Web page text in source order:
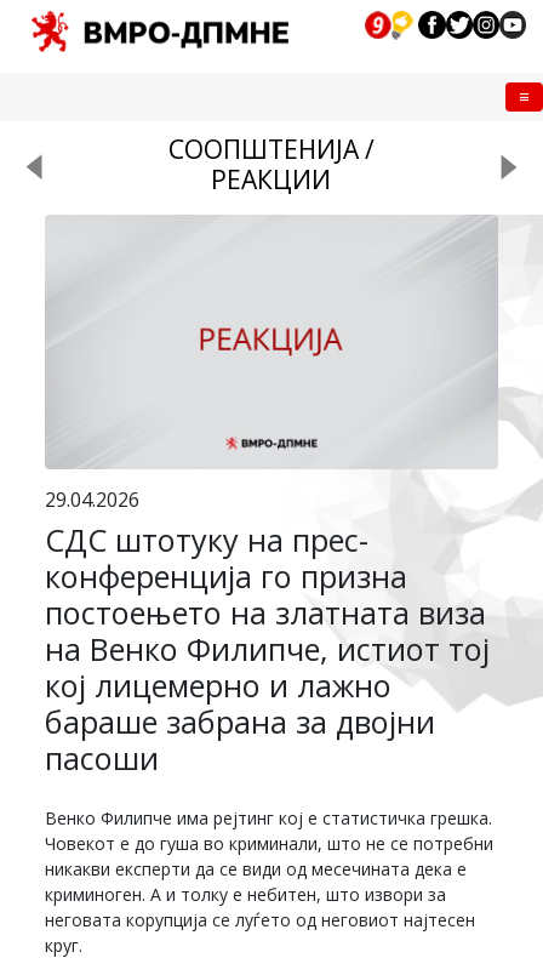
СООПШТЕНИЈА /
РЕАКЦИИ
29.04.2026
СДС штотуку на прес-
конференција го призна
постоењето на златната виза
на Венко Филипче, истиот тој
кој лицемерно и лажно
бараше забрана за двојни
пасоши
Венко Филипче има рејтинг кој е статистичка грешка.
Човекот е до гуша во криминали, што не се потребни
никакви експерти да се види од месечината дека е
криминоген. А и толку е небитен, што извори за
неговата корупција се луѓето од неговиот најтесен
круг.